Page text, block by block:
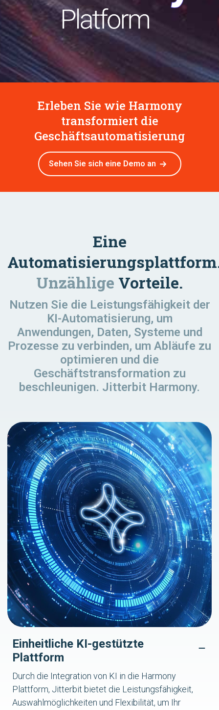
Erleben Sie wie Harmony
transformiert die
Geschäftsautomatisierung
Sehen Sie sich eine Demo an
Eine
Unzählige Vorteile.
Nutzen Sie die Leistungsfähigkeit der
KI-Automatisierung, um
Anwendungen, Daten, Systeme und
Prozesse zu verbinden, um Abläufe zu
optimieren und die
Geschäftstransformation zu
beschleunigen. Jitterbit Harmony.
Einheitliche KI-gestützte
Plattform
Durch die Integration von KI in die Harmony
Plattform, Jitterbit bietet die Leistungsfähigkeit,
Auswahlmöglichkeiten und Flexibilität, um Ihr